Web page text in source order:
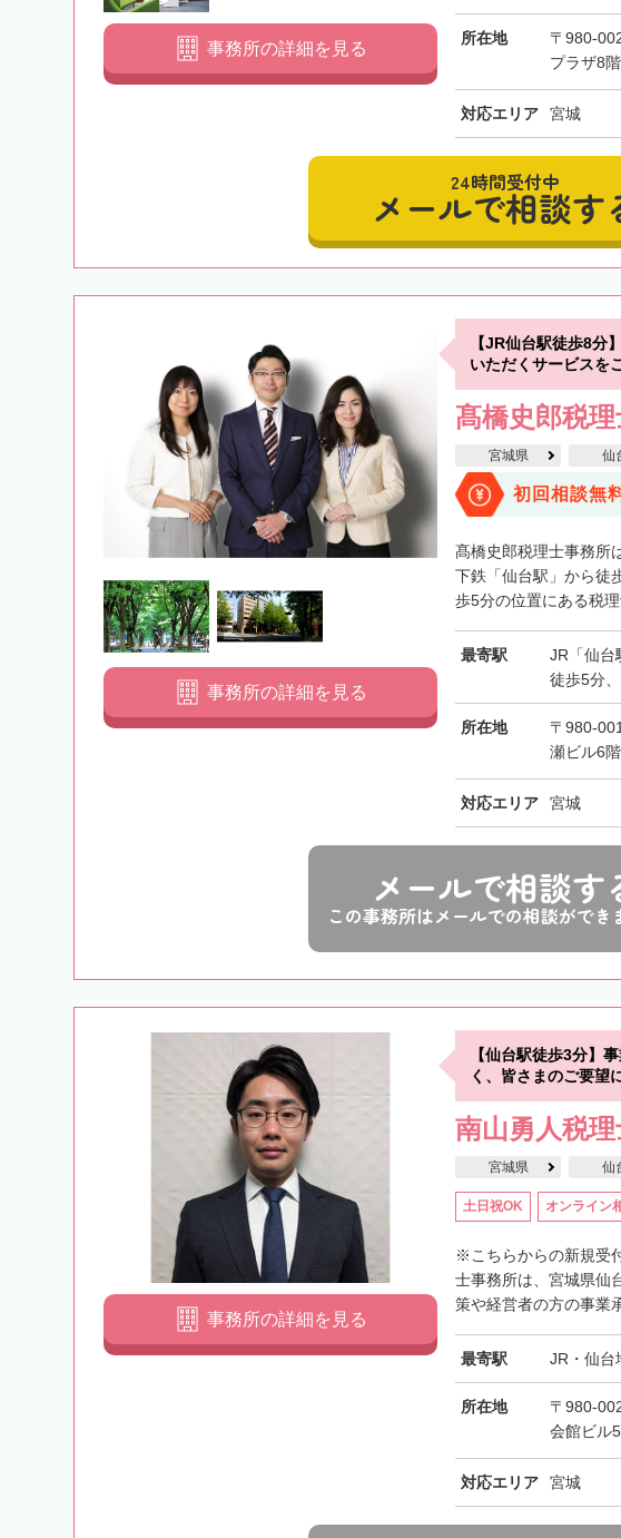
所在地
〒980-
プラザ8階
対応エリア 宮城
事務所の詳細を見る
24時間受付中
メールで相談す
【JR仙台駅徒歩8分
いただくサービスを
髙橋史郎税
宮城県 仙
初回相談無
髙橋史郎税理士事務所
下鉄「仙台駅」から徒
歩5分の位置にある税
最寄駅
JR「仙台
徒歩5分
所在地
〒980-
瀬ビル6階
対応エリア 宮城
事務所の詳細を見る
メールで相談す
この事務所はメールでの相談ができ
【仙台駅徒歩3分】
く、皆さまのご要望
南山勇人税
宮城県 仙
土日祝OK オンライン
※こちらからの新規受
士事務所は、宮城県仙
策や経営者の方の事業
最寄駅 JR・仙台
所在地
〒980-
会館ビル
対応エリア 宮城
事務所の詳細を見る